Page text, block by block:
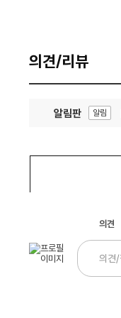
의견/리뷰
알림판 알림
의견